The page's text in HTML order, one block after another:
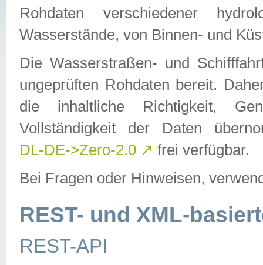
Rohdaten verschiedener
Wasserstände, von Binnen- und
Die Wasserstraßen- und
ungeprüften Rohdaten bereit.
die inhaltliche Richtigkeit,
Vollständigkeit der Daten
DL-DE->Zero-2.0 ↗ frei verfügbar.
Bei Fragen oder Hinweisen,
REST- und XML-
REST-API